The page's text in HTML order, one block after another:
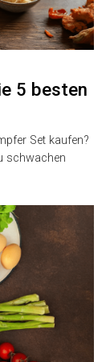
5 besten
Set kaufen?
schwachen